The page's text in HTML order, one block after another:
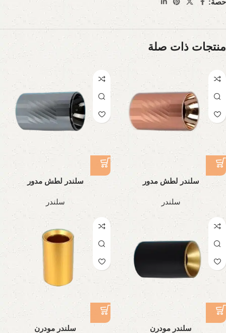
منتجات ذات صلة
سلندر لطش مدور
سلندر
سلندر لطش مدور
سلندر
سلندر مودرن سلندر مودرن